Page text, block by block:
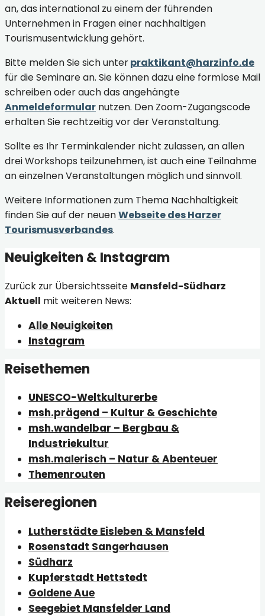
an, das international zu einem der führenden
Unternehmen in Fragen einer nachhaltigen
Tourismusentwicklung gehört.
Bitte melden Sie sich unterpraktikant@harzinfo.de
für die Seminare an. Sie können dazu eine formlose Mail
schreiben oder auch das angehängte
Anmeldeformular nutzen. Den Zoom-Zugangscode
erhalten Sie rechtzeitig vor der Veranstaltung.
Sollte es Ihr Terminkalender nicht zulassen, an allen
drei Workshops teilzunehmen, ist auch eine Teilnahme
an einzelnen Veranstaltungen möglich und sinnvoll.
Weitere Informationen zum Thema Nachhaltigkeit
finden Sie auf der neuenWebseite des Harzer
Tourismusverbandes.
Neuigkeiten & Instagram
Zurück zur Übersichtsseite Mansfeld-Südharz
Aktuell mit weiteren News:
Alle Neuigkeiten
Instagram
Reisethemen
UNESCO-Weltkulturerbe
msh.prägend – Kultur & Geschichte
msh.wandelbar – Bergbau &
Industriekultur
msh.malerisch – Natur & Abenteuer
Themenrouten
Reiseregionen
Lutherstädte Eisleben & Mansfeld
Rosenstadt Sangerhausen
Südharz
Kupferstadt Hettstedt
Goldene Aue
Seegebiet Mansfelder Land